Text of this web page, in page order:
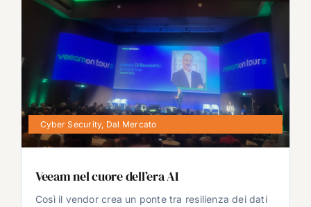
Cyber Security, Dal Mercato
Veeam nel cuore dell’era AI
Così il vendor crea un ponte tra resilienza dei dati